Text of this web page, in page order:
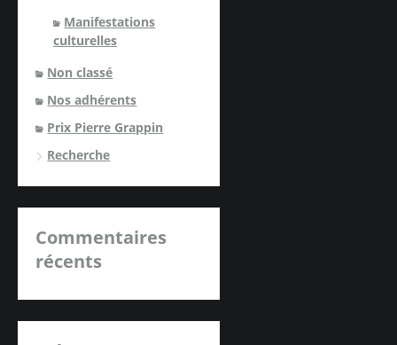
Manifestations
culturelles
Non classé
Nos adhérents
Prix Pierre Grappin
Recherche
Commentaires
récents